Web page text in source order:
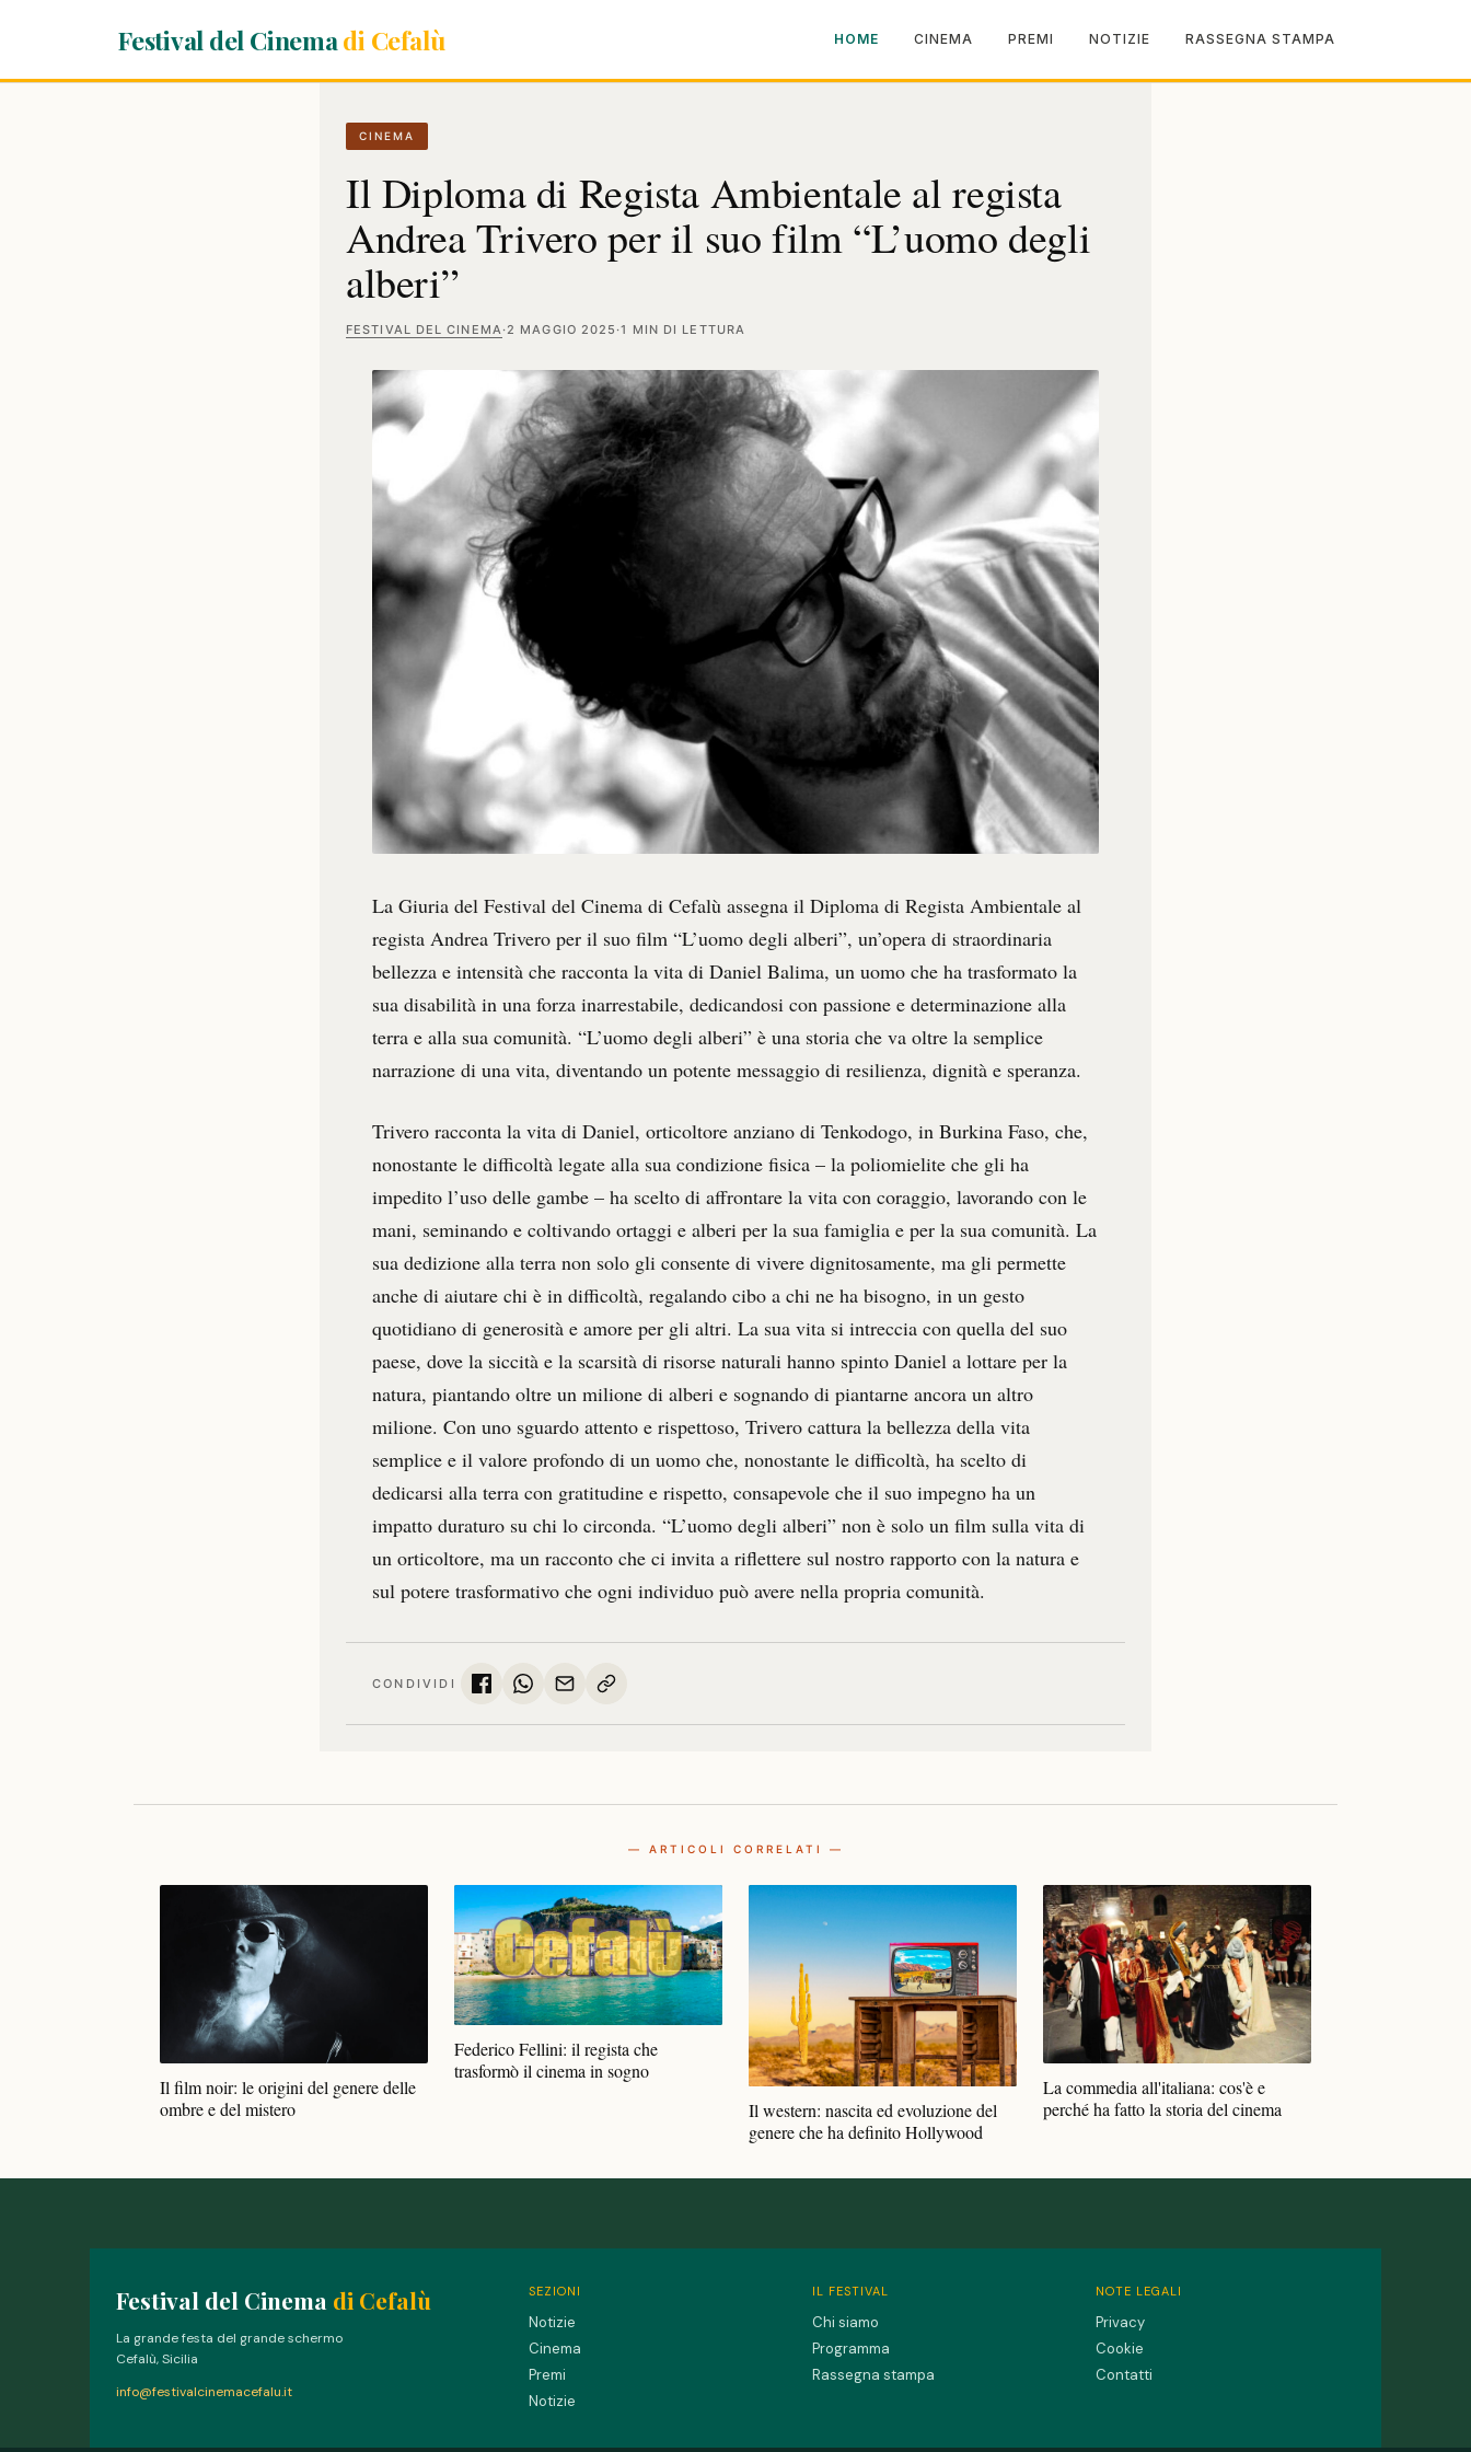
Festival del Cinemadi Cefalù HOME CINEMA PREMI NOTIZIE RASSEGNA STAMPA
CINEMA
Il Diploma di Regista Ambientale al regista
Andrea Trivero per il suo film “L’uomo degli
alberi”
FESTIVAL DEL CINEMA·2 MAGGIO 2025 ·1 MIN DI LETTURA
La Giuria del Festival del Cinema di Cefalù assegna il Diploma di Regista Ambientale al
regista Andrea Trivero per il suo film “L’uomo degli alberi”, un’opera di straordinaria
bellezza e intensità che racconta la vita di Daniel Balima, un uomo che ha trasformato la
sua disabilità in una forza inarrestabile, dedicandosi con passione e determinazione alla
terra e alla sua comunità. “L’uomo degli alberi” è una storia che va oltre la semplice
narrazione di una vita, diventando un potente messaggio di resilienza, dignità e speranza.
Trivero racconta la vita di Daniel, orticoltore anziano di Tenkodogo, in Burkina Faso, che,
nonostante le difficoltà legate alla sua condizione fisica – la poliomielite che gli ha
impedito l’uso delle gambe – ha scelto di affrontare la vita con coraggio, lavorando con le
mani, seminando e coltivando ortaggi e alberi per la sua famiglia e per la sua comunità. La
sua dedizione alla terra non solo gli consente di vivere dignitosamente, ma gli permette
anche di aiutare chi è in difficoltà, regalando cibo a chi ne ha bisogno, in un gesto
quotidiano di generosità e amore per gli altri. La sua vita si intreccia con quella del suo
paese, dove la siccità e la scarsità di risorse naturali hanno spinto Daniel a lottare per la
natura, piantando oltre un milione di alberi e sognando di piantarne ancora un altro
milione. Con uno sguardo attento e rispettoso, Trivero cattura la bellezza della vita
semplice e il valore profondo di un uomo che, nonostante le difficoltà, ha scelto di
dedicarsi alla terra con gratitudine e rispetto, consapevole che il suo impegno ha un
impatto duraturo su chi lo circonda. “L’uomo degli alberi” non è solo un film sulla vita di
un orticoltore, ma un racconto che ci invita a riflettere sul nostro rapporto con la natura e
sul potere trasformativo che ogni individuo può avere nella propria comunità.
CONDIVIDI
— ARTICOLI CORRELATI —
Il film noir: le origini del genere delle
ombre e del mistero
Federico Fellini: il regista che
trasformò il cinema in sogno
Il western: nascita ed evoluzione del
genere che ha definito Hollywood
La commedia all'italiana: cos'è e
perché ha fatto la storia del cinema
Festival del Cinema di Cefalù
La grande festa del grande schermo
Cefalù, Sicilia
info@festivalcinemacefalu.it
SEZIONI
Notizie
Cinema
Premi
Notizie
IL FESTIVAL
Chi siamo
Programma
Rassegna stampa
NOTE LEGALI
Privacy
Cookie
Contatti